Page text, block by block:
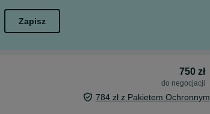
Zapisz
750 zł
do negocjacji
784 zł z Pakietem Ochronnym